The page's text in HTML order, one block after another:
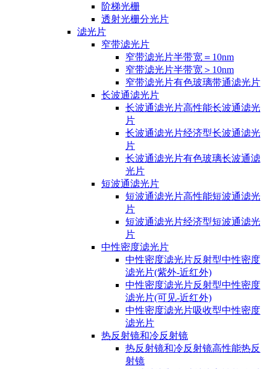
阶梯光栅
透射光栅分光片
滤光片
窄带滤光片
窄带滤光片半带宽＝10nm
窄带滤光片半带宽＞10nm
窄带滤光片有色玻璃带通滤光片
长波通滤光片
长波通滤光片高性能长波通滤光
片
长波通滤光片经济型长波通滤光
片
长波通滤光片有色玻璃长波通滤
光片
短波通滤光片
短波通滤光片高性能短波通滤光
片
短波通滤光片经济型短波通滤光
片
中性密度滤光片
中性密度滤光片反射型中性密度
滤光片(紫外-近红外)
中性密度滤光片反射型中性密度
滤光片(可见-近红外)
中性密度滤光片吸收型中性密度
滤光片
热反射镜和冷反射镜
热反射镜和冷反射镜高性能热反
射镜